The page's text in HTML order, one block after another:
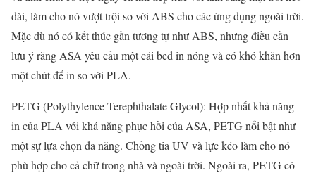
dài, làm cho nó vượt trội so với ABS cho các ứng dụng ngoài trời.
Mặc dù nó có kết thúc gần tương tự như ABS, nhưng điều cần
lưu ý rằng ASA yêu cầu một cái bed in nóng và có khó khăn hơn
một chút để in so với PLA.
PETG (Polythylence Terephthalate Glycol): Hợp nhất khả năng
in của PLA với khả năng phục hồi của ASA, PETG nổi bật như
một sự lựa chọn đa năng. Chống tia UV và lực kéo làm cho nó
phù hợp cho cả chữ trong nhà và ngoài trời. Ngoài ra, PETG có